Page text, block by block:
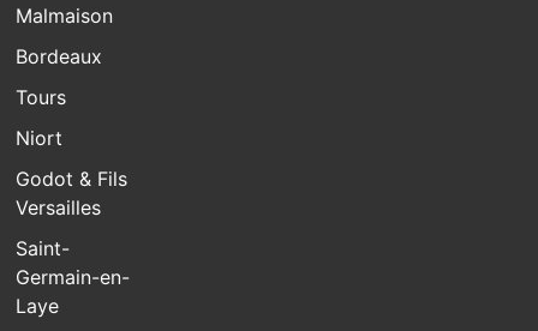
Malmaison
Bordeaux
Tours
Niort
Godot & Fils
Versailles
Saint-
Germain-en-
Laye